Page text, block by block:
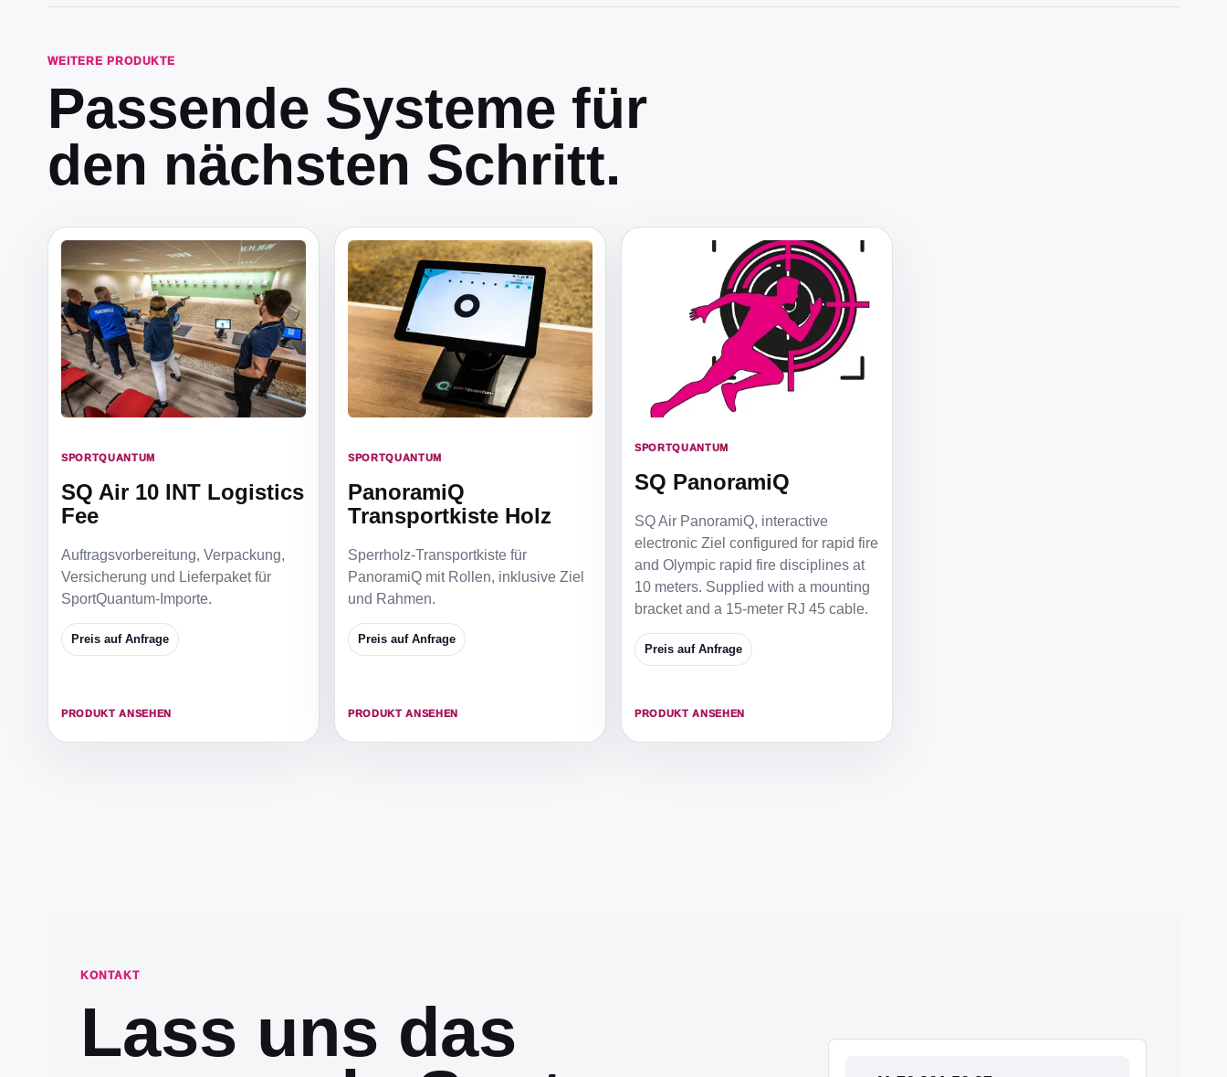
WEITERE PRODUKTE
Passende Systeme für
den nächsten Schritt.
SPORTQUANTUM
SQ Air 10 INT Logistics
Fee
Auftragsvorbereitung, Verpackung,
Versicherung und Lieferpaket für
SportQuantum-Importe.
Preis auf Anfrage
PRODUKT ANSEHEN
SPORTQUANTUM
PanoramiQ
Transportkiste Holz
Sperrholz-Transportkiste für
PanoramiQ mit Rollen, inklusive Ziel
und Rahmen.
Preis auf Anfrage
PRODUKT ANSEHEN
SPORTQUANTUM
SQ PanoramiQ
SQ Air PanoramiQ, interactive
electronic Ziel configured for rapid fire
and Olympic rapid fire disciplines at
10 meters. Supplied with a mounting
bracket and a 15-meter RJ 45 cable.
Preis auf Anfrage
PRODUKT ANSEHEN
KONTAKT
Lass uns das